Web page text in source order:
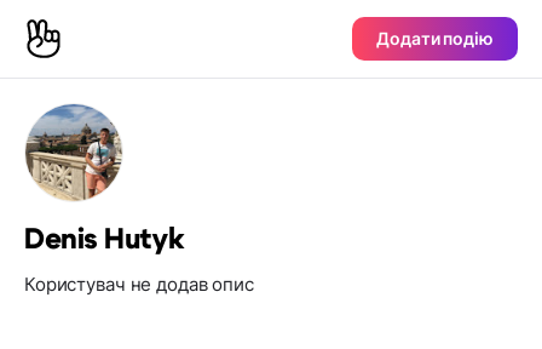
Додати подію
Denis Hutyk
Користувач не додав опис